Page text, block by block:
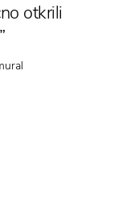
otkrili